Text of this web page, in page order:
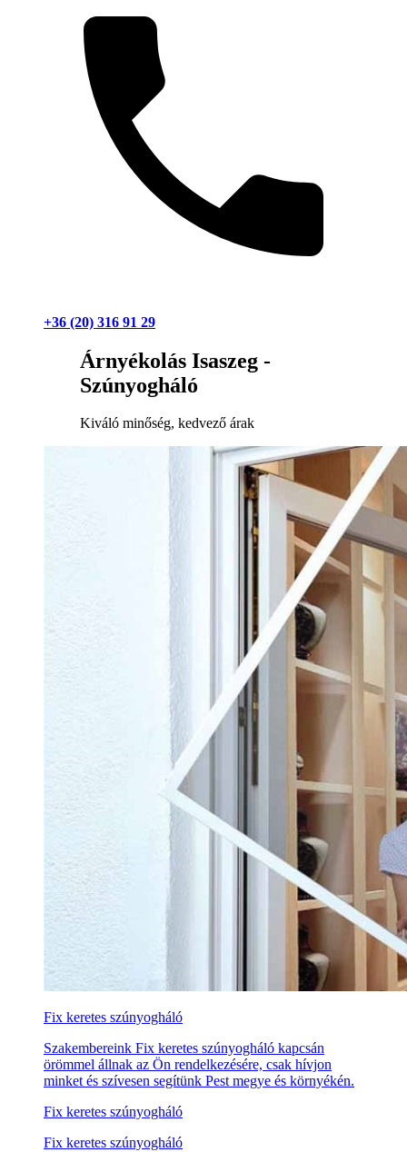
+36 (20) 316 91 29
Árnyékolás Isaszeg -
Szúnyogháló
Kiváló minőség, kedvező árak
Fix keretes szúnyogháló
Szakembereink Fix keretes szúnyogháló kapcsán
örömmel állnak az Ön rendelkezésére, csak hívjon
minket és szívesen segítünk Pest megye és környékén.
Fix keretes szúnyogháló
Fix keretes szúnyogháló